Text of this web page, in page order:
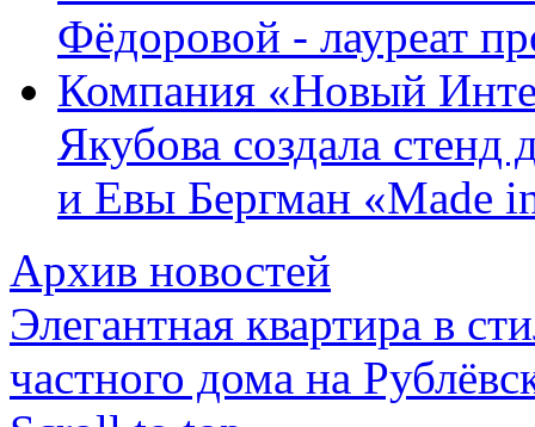
Фёдоровой - лауреат
Компания «Новый
Якубова создала
и Евы Бергман «Made
Архив новостей
Элегантная квартира в
частного дома на